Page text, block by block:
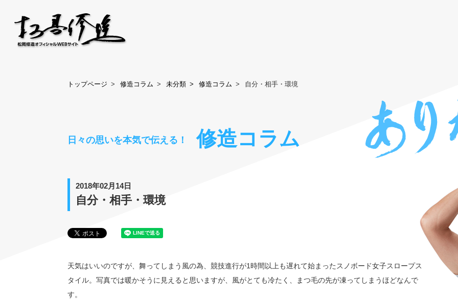
トップページ 修造コラム 未分類 修造コラム 自分・相手・環境
日々の思いを本気で伝える！ 修造コラム
2018年02月14日
自分・相手・環境
天気はいいのですが、舞ってしまう風の為、競技進行が1時間以上も遅れて始まったスノボード女子スロープス
タイル。写真では暖かそうに見えると思いますが、風がとても冷たく、まつ毛の先が凍ってしまうほどなんで
す。